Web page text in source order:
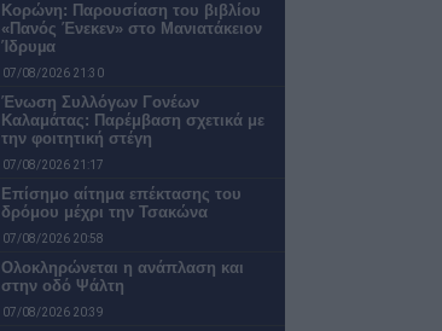
Κορώνη: Παρουσίαση του βιβλίου
«Πανός Ένεκεν» στο Μανιατάκειον
Ίδρυµα
07/08/2026 21:30
Ένωση Συλλόγων Γονέων
Καλαμάτας: Παρέμβαση σχετικά με
την φοιτητική στέγη
07/08/2026 21:17
Επίσημο αίτημα επέκτασης του
δρόμου μέχρι την Τσακώνα
07/08/2026 20:58
Ολοκληρώνεται η ανάπλαση και
στην οδό Ψάλτη
07/08/2026 20:39